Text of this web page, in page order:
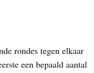
rondes tegen elkaar
een bepaald aantal